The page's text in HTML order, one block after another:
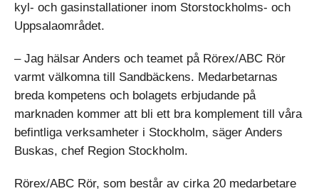
kyl- och gasinstallationer inom Storstockholms- och
Uppsalaområdet.
– Jag hälsar Anders och teamet på Rörex/ABC Rör
varmt välkomna till Sandbäckens. Medarbetarnas
breda kompetens och bolagets erbjudande på
marknaden kommer att bli ett bra komplement till våra
befintliga verksamheter i Stockholm, säger Anders
Buskas, chef Region Stockholm.
Rörex/ABC Rör, som består av cirka 20 medarbetare